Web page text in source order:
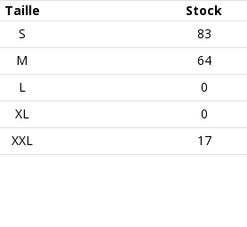
Taille Stock
S 83
M 64
L 0
XL 0
XXL 17